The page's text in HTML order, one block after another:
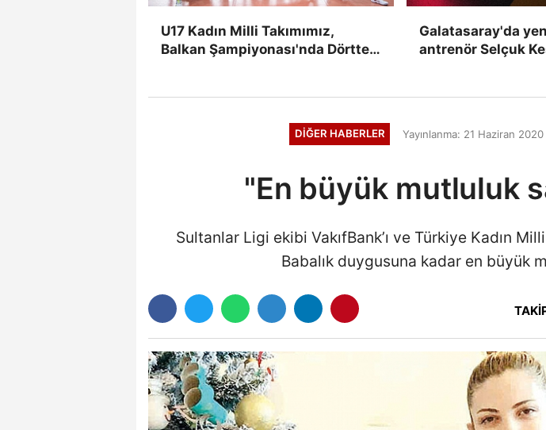
U17 Kadın Milli Takımımız,
Balkan Şampiyonası'nda Dörtte
Galatasaray'da
antrenör Selçuk
DIĞER HABERLER Yayınlanma: 21 Haziran
"En büyük mutluluk
Sultanlar Ligi ekibi VakıfBank’ı ve Türkiye Kadın
Babalık duygusuna kadar en büyük